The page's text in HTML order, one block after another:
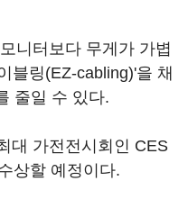
니터보다 무게가 가볍
블링(EZ-cabling)'을 채
줄일 수 있다.
대 가전전시회인 CES
상할 예정이다.